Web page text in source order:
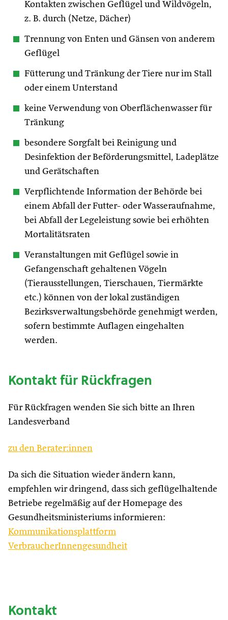
Kontakten zwischen Geflügel und Wildvögeln,
z. B. durch (Netze, Dächer)
Trennung von Enten und Gänsen von anderem
Geflügel
Fütterung und Tränkung der Tiere nur im Stall
oder einem Unterstand
keine Verwendung von Oberflächenwasser für
Tränkung
besondere Sorgfalt bei Reinigung und
Desinfektion der Beförderungsmittel, Ladeplätze
und Gerätschaften
Verpflichtende Information der Behörde bei
einem Abfall der Futter- oder Wasseraufnahme,
bei Abfall der Legeleistung sowie bei erhöhten
Mortalitätsraten
Veranstaltungen mit Geflügel sowie in
Gefangenschaft gehaltenen Vögeln
(Tierausstellungen, Tierschauen, Tiermärkte
etc.) können von der lokal zuständigen
Bezirksverwaltungsbehörde genehmigt werden,
sofern bestimmte Auflagen eingehalten
werden.
Kontakt für Rückfragen
Für Rückfragen wenden Sie sich bitte an Ihren
Landesverband
zu den Berater:innen
Da sich die Situation wieder ändern kann,
empfehlen wir dringend, dass sich geflügelhaltende
Betriebe regelmäßig auf der Homepage des
Gesundheitsministeriums informieren:
Kommunikationsplattform
VerbraucherInnengesundheit
Kontakt